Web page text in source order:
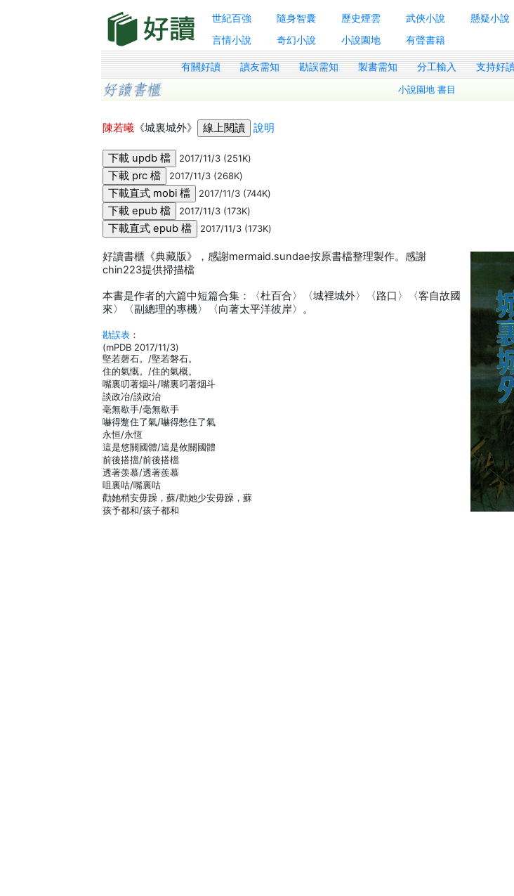
世紀百強 隨身智囊 歷史煙雲 武俠小說
懸疑小說
言情小說
奇幻小說 小說園地 有聲書籍
有關好讀 讀友需知 勘誤需知 製書需知 分工輸入 支持好
小說園地 書目
陳若曦 《城裏城外》 說明
2017/11/3 (251K)
2017/11/3 (268K)
2017/11/3 (744K)
2017/11/3 (173K)
2017/11/3 (173K)
好讀書櫃《典藏版》，感謝mermaid.sundae按原書檔整理製作。感謝
chin223提供掃描檔
本書是作者的六篇中短篇合集：〈杜百合〉〈城裡城外〉〈路口〉〈客自故國
來〉〈副總理的專機〉〈向著太平洋彼岸〉。
勘誤表 ：
(mPDB 2017/11/3)
堅若磬石。/堅若磐石。
住的氣慨。/住的氣概。
嘴裏叨著烟斗/嘴裏叼著烟斗
談政冶/談政治
亳無歇手/毫無歇手
嚇得蹩住了氣/嚇得憋住了氣
永恒/永恆
這是悠關國體/這是攸關國體
前後搭擋/前後搭檔
透著羡慕/透著羨慕
咀裏咕/嘴裏咕
勸她稍安毋躁，蘇/勸她少安毋躁，蘇
孩予都和/孩子都和